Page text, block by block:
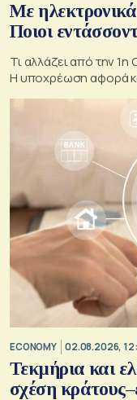
Με
Ποιοι
Τι αλλάζει από την 1η
Η υποχρέωση αφορά
ECONOMY 02.08.2026,
Τεκμήρια και
σχέση